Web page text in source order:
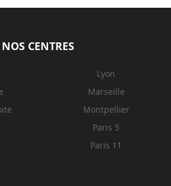
NOS CENTRES
Lyon
Marseille
Montpellier
Paris 5
Paris 11